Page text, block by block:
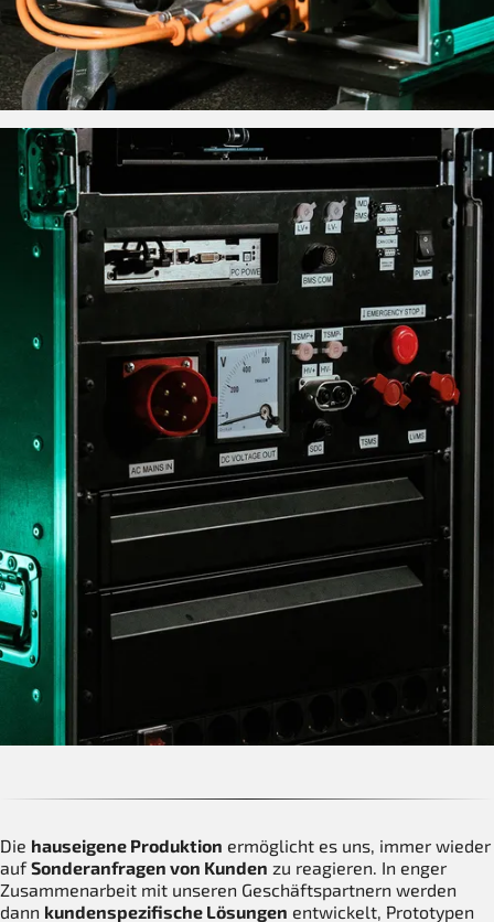
Die hauseigene Produktion ermöglicht es uns, immer wieder
aufSonderanfragen von Kunden zu reagieren. In enger
Zusammenarbeit mit unseren Geschäftspartnern werden
dann kundenspezifische Lösungen entwickelt, Prototypen